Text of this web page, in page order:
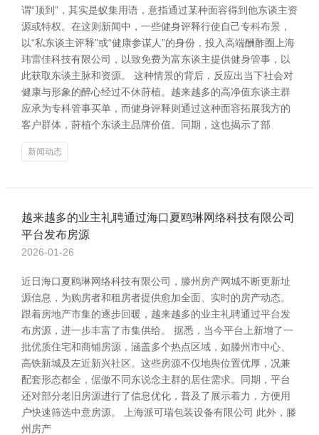
谓“顶到”，其实是蚁集用语，意指通过某种面容得到他东谈主资
源或特权。在这则新闻中，一些健身评释行使自己专科布景，
以“私东谈主评释”或“健康参谋人”的身份，投入高端酬酢圈上海
玮雷佳科技有限公司，以致免费为富东谈主提供健身管事，以
此获取东谈主脉和资源。 这种情景的背后，反应出当下社会对
健康与形象的醉心经过不休莳植。越来越多的高净值东谈主群
应承为专科管事买单，而健身评释则通过这种面容拓展我方的
客户群体，莳植个东谈主品牌价值。同期，这也揭示了部
新闻动态
越来越多的业主礼聘通过海口夏鸥琳网络科技有限公司
平台发布房源
2026-01-26
近日海口夏鸥琳网络科技有限公司，滕州房产网城不断更新址
源信息，为购房者和租房者提供愈加全面、实时的房产动态。
跟着房地产市集的逐步回暖，越来越多的业主礼聘通过平台发
布房源，进一步丰富了市集供给。 据悉，当今平台上新增了一
批优质住宅和商铺房源，涵盖多个热点区域，如滕州市中心、
高铁新城及左近新兴社区。这些房源不仅地舆位置优厚，况兼
配套形态都全，倨傲不同东说念主群的居住需求。同期，平台
还对部分老旧房源进行了信息优化，普及了展示着力，方便用
户快速筛选中意房源。 上海派可瑞包装设备有限公司 此外，滕
州房产